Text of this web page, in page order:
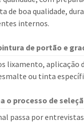
de boa qualidade,
internos.
de portão e
lixamento, aplicação
ou tinta
o processo de
passa por